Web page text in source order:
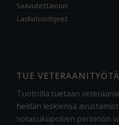
Saavutettavuus
Laskutusohjeet
TUE VETERAANITYÖTÄ
Tuotoilla tuetaan
heidän leskiensä
sotasukupolven perinnön